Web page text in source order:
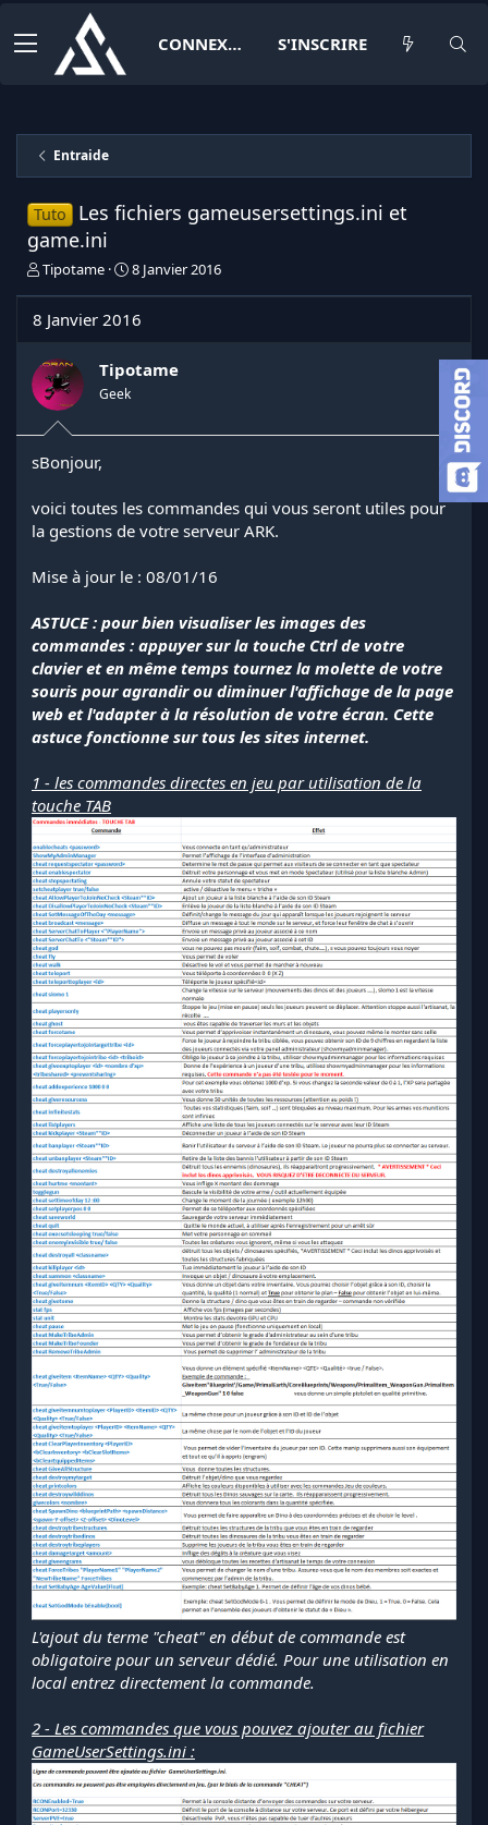
CONNEXION S'INSCRIRE
Entraide
Tuto
Les fichiers gameusersettings.ini et
game.ini
I
t
a
t
e
u
d
l
d
s
u
s
s
i
o
n
Tipotame
D
e
e
8 Janvier 2016
8 Janvier 2016
Tipotame
Geek
sBonjour,
voici toutes les commandes qui vous seront utiles pour
la gestions de votre serveur ARK.
Mise à jour le : 08/01/16
ASTUCE : pour bien visualiser les images des
commandes : appuyer sur la touche Ctrl de votre
clavier et en même temps tournez la molette de votre
souris pour agrandir ou diminuer l'affichage de la page
web et l'adapter à la résolution de votre écran. Cette
astuce fonctionne sur tous les sites internet.
1 - les commandes directes en jeu par utilisation de la
touche TAB
L'ajout du terme "cheat" en début de commande est
obligatoire pour un serveur dédié. Pour une utilisation en
local entrez directement la commande.
2 - Les commandes que vous pouvez ajouter au fichier
GameUserSettings.ini :